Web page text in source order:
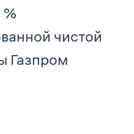
чистой
Газпром